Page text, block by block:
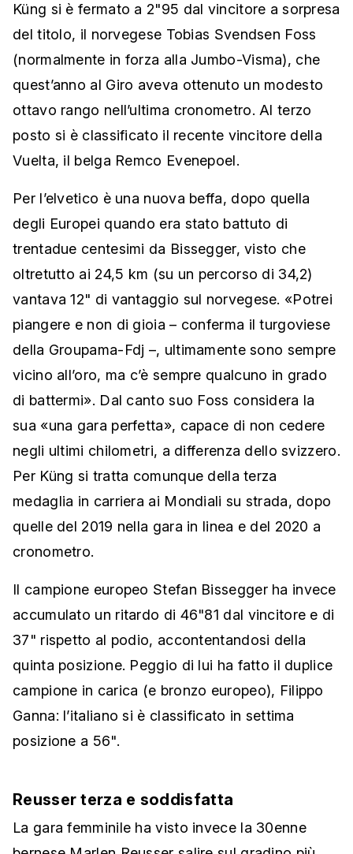
Küng si è fermato a 2"95 dal vincitore a sorpresa
del titolo, il norvegese Tobias Svendsen Foss
(normalmente in forza alla Jumbo-Visma), che
quest’anno al Giro aveva ottenuto un modesto
ottavo rango nell’ultima cronometro. Al terzo
posto si è classificato il recente vincitore della
Vuelta, il belga Remco Evenepoel.
Per l’elvetico è una nuova beffa, dopo quella
degli Europei quando era stato battuto di
trentadue centesimi da Bissegger, visto che
oltretutto ai 24,5 km (su un percorso di 34,2)
vantava 12" di vantaggio sul norvegese. «Potrei
piangere e non di gioia – conferma il turgoviese
della Groupama-Fdj –, ultimamente sono sempre
vicino all’oro, ma c’è sempre qualcuno in grado
di battermi». Dal canto suo Foss considera la
sua «una gara perfetta», capace di non cedere
negli ultimi chilometri, a differenza dello svizzero.
Per Küng si tratta comunque della terza
medaglia in carriera ai Mondiali su strada, dopo
quelle del 2019 nella gara in linea e del 2020 a
cronometro.
Il campione europeo Stefan Bissegger ha invece
accumulato un ritardo di 46"81 dal vincitore e di
37" rispetto al podio, accontentandosi della
quinta posizione. Peggio di lui ha fatto il duplice
campione in carica (e bronzo europeo), Filippo
Ganna: l’italiano si è classificato in settima
posizione a 56".
Reusser terza e soddisfatta
La gara femminile ha visto invece la 30enne